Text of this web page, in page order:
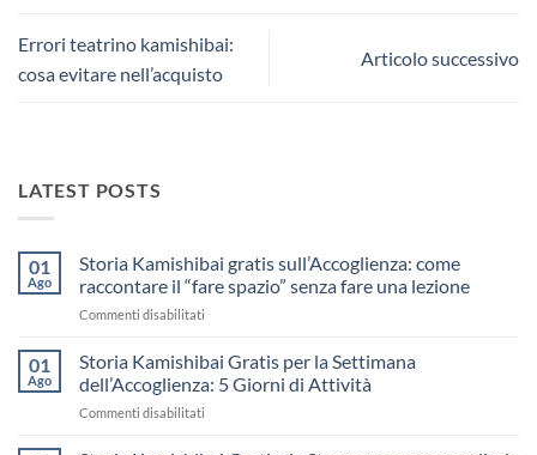
Errori teatrino kamishibai:
cosa evitare nell’acquisto
Articolo successivo
LATEST POSTS
01
Ago
Storia Kamishibai gratis sull’Accoglienza: come
raccontare il “fare spazio” senza fare una lezione
Commenti disabilitati
Kamishibai
sull’Accoglienza:
01
Ago
Storia Kamishibai Gratis per la Settimana
dell’Accoglienza: 5 Giorni di Attività
Commenti disabilitati